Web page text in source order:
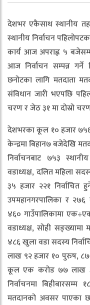
देशभर एकैसाथ स्थानीय
स्थानीय निर्वाचन
कार्य आज अपराह्न ५
आज निर्वाचन सम्पन्न गर्ने
छनोटका लागि मतदाता
संविधान जारी भएपछि
चरण र जेठ ३१ मा दोस्रो
देशभरका कूल १० हजार
केन्द्रमा बिहान७ बजेदेखि
निर्वाचनबाट ७५३
वडाध्यक्ष, दलित महिला
३५ हजार २२१ निर्वाचित
उपमहानगरपालिका र
४६० गाउँपालिकामा
वडाध्यक्ष, सोही
४८६ खुला वडा सदस्य
लाख ९२ हजार १० पुरुष,
कूल एक करोड ७७ लाख
निर्वाचनमा
मतदानको अवसर पाएका